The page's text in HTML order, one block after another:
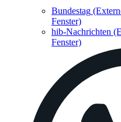
Bundestag
Fenster)
hib-Nachrichten
Fenster)